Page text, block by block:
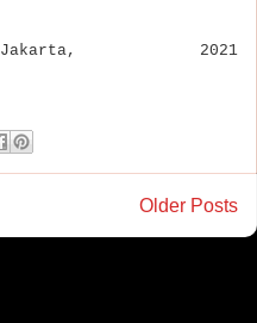
Jakarta, 2021
Older Posts